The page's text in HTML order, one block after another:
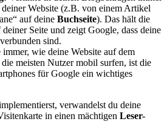
Website (z.B. von einem Artikel
auf deine Buchseite). Das hält die
Seite und zeigt Google, dass deine
sind.
immer, wie deine Website auf dem
meisten Nutzer mobil surfen, ist die
für Google ein wichtiges
verwandelst du deine
in einen mächtigen Leser-